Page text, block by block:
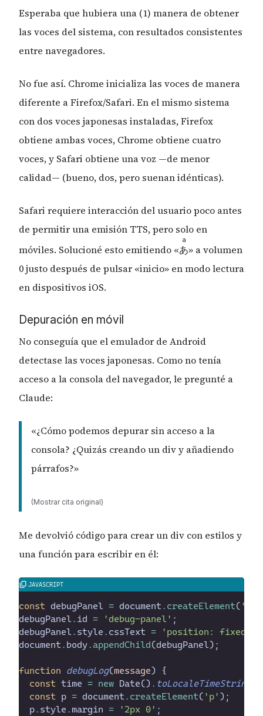
Esperaba que hubiera una (1) manera de obtener
las voces del sistema, con resultados consistentes
entre navegadores.
No fue así. Chrome inicializa las voces de manera
diferente a Firefox/Safari. En el mismo sistema
con dos voces japonesas instaladas, Firefox
obtiene ambas voces, Chrome obtiene cuatro
voces, y Safari obtiene una voz —de menor
calidad— (bueno, dos, pero suenan idénticas).
Safari requiere interacción del usuario poco antes
de permitir una emisión TTS, pero solo en
móviles. Solucioné esto emitiendo «あ
a
» a volumen
0 justo después de pulsar «inicio» en modo lectura
en dispositivos iOS.
Depuración en móvil
No conseguía que el emulador de Android
detectase las voces japonesas. Como no tenía
acceso a la consola del navegador, le pregunté a
Claude:
«¿Cómo podemos depurar sin acceso a la
consola? ¿Quizás creando un div y añadiendo
párrafos?»
(Mostrar cita original)
Me devolvió código para crear un div con estilos y
una función para escribir en él:
const debugPanel = document . createElement( '
debugPanel . id = 'debug-panel ' ;
debugPanel . style . cssText = ' position: fixed;
document . body. appendChild(debugPanel) ;
function debugLog(message)
{
const time = new Date() . toLocaleTimeString
const p = document . createElement( ' p ' ) ;
p. style . margin = ' 2px 0 ' ;